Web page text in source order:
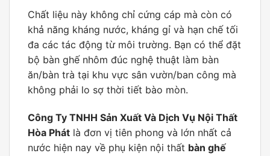
Chất liệu này không chỉ cứng cáp mà còn có
khả năng kháng nước, kháng gỉ và hạn chế tối
đa các tác động từ môi trường. Bạn có thể đặt
bộ bàn ghế nhôm đúc nghệ thuật làm bàn
ăn/bàn trà tại khu vực sân vườn/ban công mà
không phải lo sợ thời tiết bào mòn.
Công Ty TNHH Sản Xuất Và Dịch Vụ Nội Thất
Hòa Phát là đơn vị tiên phong và lớn nhất cả
nước hiện nay về phụ kiện nội thất bàn ghế